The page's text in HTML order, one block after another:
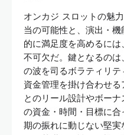
オンカジ スロットの魅
当の可能性と、演出・
的に満足度を高めるに
不可欠だ。鍵となるのは
の波を司るボラティリ
資金管理を掛け合わせ
とのリール設計やボー
の資金・時間・目標に
期の振れに動じない堅